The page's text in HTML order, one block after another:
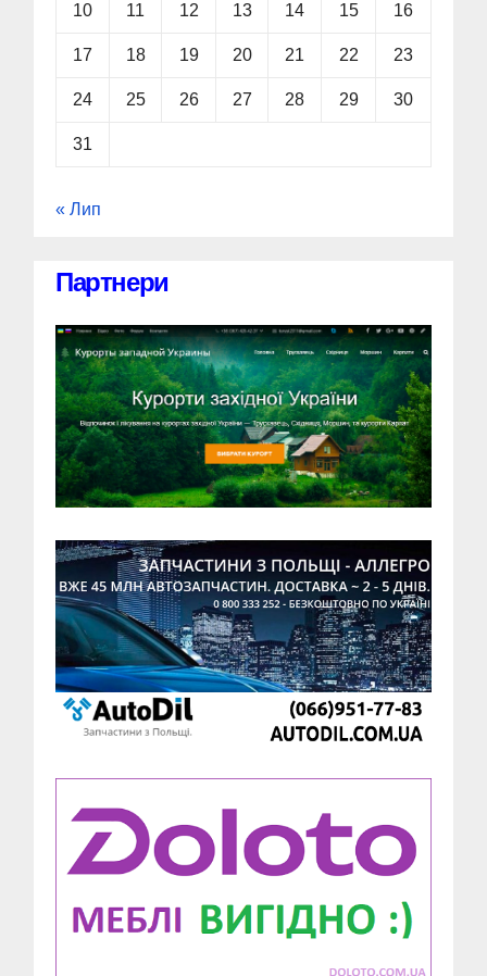
10 11 12 13 14 15 16
17 18 19 20 21 22 23
24 25 26 27 28 29 30
31
« Лип
Партнери